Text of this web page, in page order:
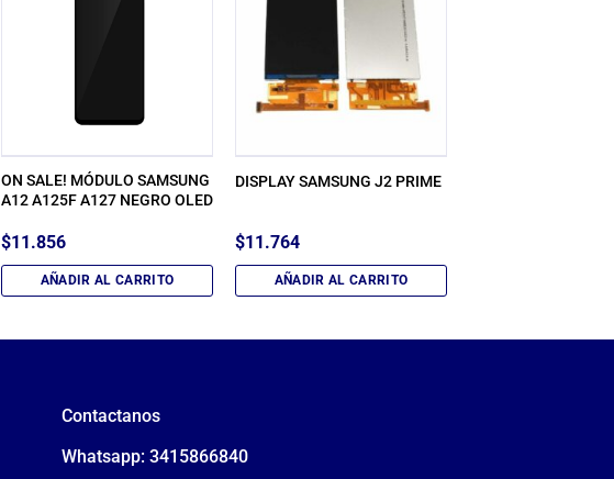
ON SALE! MÓDULO SAMSUNG
A12 A125F A127 NEGRO OLED
$11.856
AÑADIR AL CARRITO
DISPLAY SAMSUNG J2 PRIME
$11.764
AÑADIR AL CARRITO
Contactanos
Whatsapp: 3415866840